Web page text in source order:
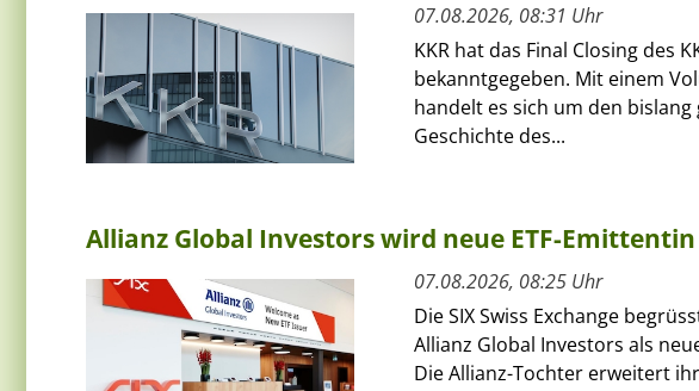
07.08.2026, 08:31 Uhr
KKR hat das Final Closing des
bekanntgegeben. Mit einem
handelt es sich um den
Geschichte des...
Allianz Global Investors wird neue ETF-Emittentin
07.08.2026, 08:25 Uhr
Die SIX Swiss Exchange
Allianz Global Investors als
Die Allianz-Tochter erweitert